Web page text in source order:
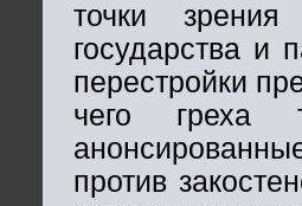
точки
государства и
перестройки
чего греха
против